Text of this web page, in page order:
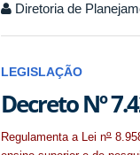
Diretoria de
LEGISLAÇÃO
Decreto Nº
Regulamenta a Lei no